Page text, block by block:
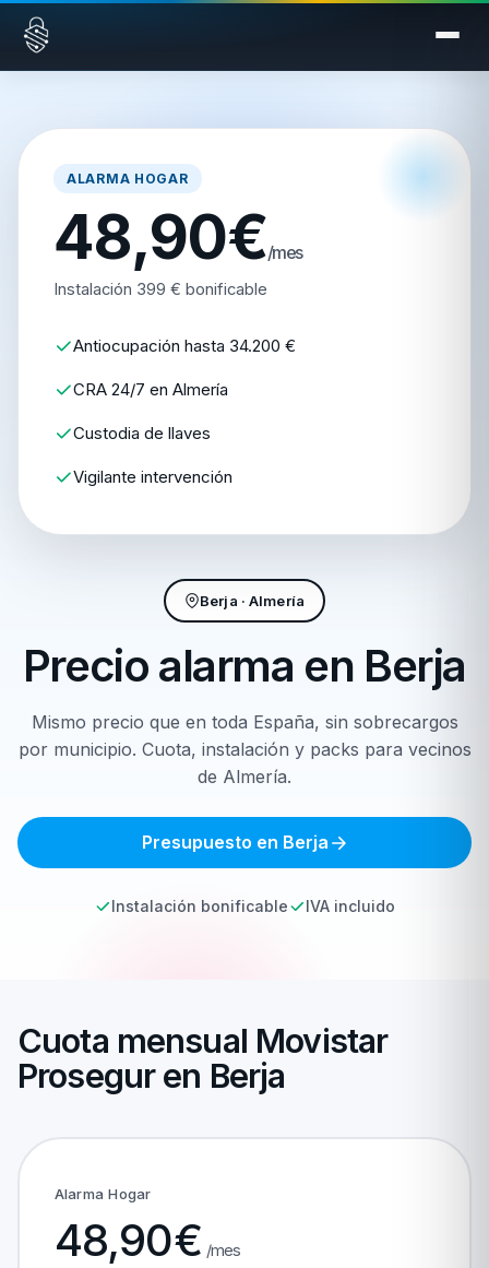
Saltar al contenido
Berja · Almería
Precio alarma en Berja
Mismo precio que en toda España, sin sobrecargos
por municipio. Cuota, instalación y packs para vecinos
de Almería.
Presupuesto en Berja
Instalación bonificable IVA incluido
ALARMA HOGAR
48,90€/mes
Instalación 399 € bonificable
Antiocupación hasta 34.200 €
CRA 24/7 en Almería
Custodia de llaves
Vigilante intervención
Cuota mensual Movistar
Prosegur en Berja
Alarma Hogar
48,90€ /mes